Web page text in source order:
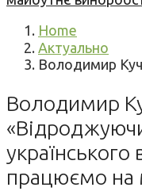
Home
Актуально
Володимир
Володимир
українського
працюємо на